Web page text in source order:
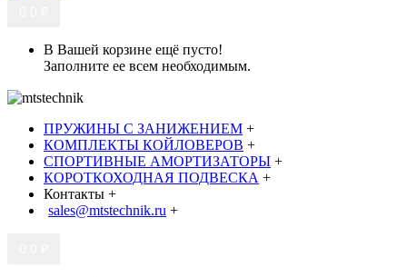
В Вашей корзине ещё пусто!
Заполните ее всем необходимым.
ПРУЖИНЫ С ЗАНИЖЕНИЕМ +
КОМПЛЕКТЫ КОЙЛОВЕРОВ +
СПОРТИВНЫЕ АМОРТИЗАТОРЫ +
КОРОТКОХОДНАЯ ПОДВЕСКА +
Контакты +
sales@mtstechnik.ru +